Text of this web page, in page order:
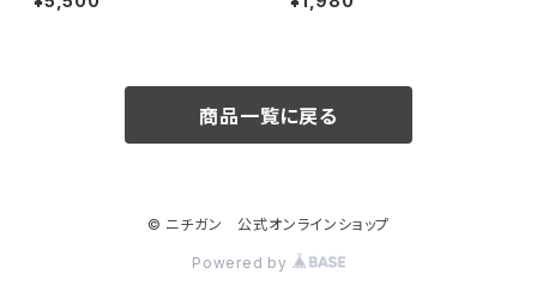
商品一覧に戻る
© ニチガン 公式オンラインショップ
Powered by